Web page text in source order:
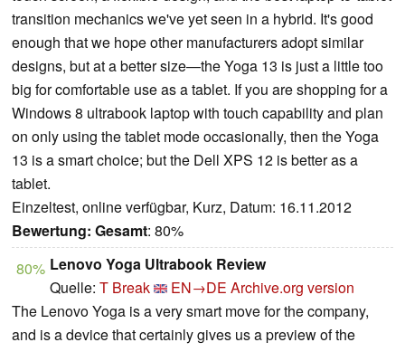
transition mechanics we've yet seen in a hybrid. It's good
enough that we hope other manufacturers adopt similar
designs, but at a better size—the Yoga 13 is just a little too
big for comfortable use as a tablet. If you are shopping for a
Windows 8 ultrabook laptop with touch capability and plan
on only using the tablet mode occasionally, then the Yoga
13 is a smart choice; but the Dell XPS 12 is better as a
tablet.
Einzeltest, online verfügbar, Kurz, Datum: 16.11.2012
Bewertung: Gesamt: 80%
80% Lenovo Yoga Ultrabook Review
Quelle: T Break EN→DE Archive.org version
The Lenovo Yoga is a very smart move for the company,
and is a device that certainly gives us a preview of the